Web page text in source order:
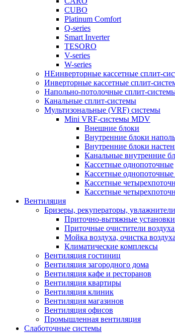
CUBO
Platinum Comfort
Q-series
Smart Inverter
TESORO
V-series
W-series
НЕинверторные кассетные сплит-
Инверторные кассетные сплит-
Напольно-потолочные сплит-
Канальные сплит-системы
Мультизональные (VRF) системы
Mini VRF-системы MDV
Внешние блоки
Внутренние блоки
Внутренние блоки
Канальные внутренние
Кассетные однопоточные
Кассетные однопоточные
Кассетные
Кассетные
Вентиляция
Бризеры, рекуператоры, увлажнители
Приточно-вытяжные
Приточные очистители
Мойка воздуха, очистка
Климатические комплексы
Вентиляция гостиниц
Вентиляция загородного дома
Вентиляция кафе и ресторанов
Вентиляция квартиры
Вентиляция клиник
Вентиляция магазинов
Вентиляция офисов
Промышленная вентиляция
Слаботочные системы